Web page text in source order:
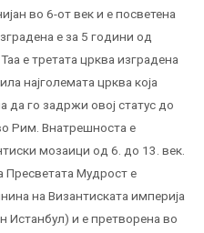
во 6-от век и е посветена
е за 5 години од
е третата црква изградена
најголемата црква која
да го задржи овој статус до
Рим. Внатрешноста е
мозаици од 6. до 13. век.
Пресветата Мудрост е
на Византиската империја
Истанбул) и е претворена во